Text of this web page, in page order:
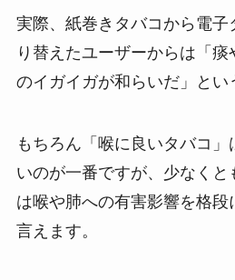
実際、紙巻きタバコから電子
り替えたユーザーからは「
のイガイガが和らいだ」とい
もちろん「喉に良いタバコ
いのが一番ですが、少なくと
は喉や肺への有害影響を格段
言えます​。